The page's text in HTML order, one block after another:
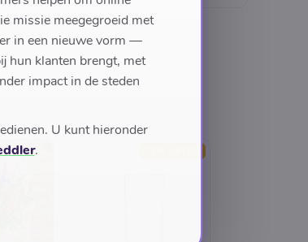
missie meegegroeid met
in een nieuwe vorm —
hun klanten brengt, met
impact in de steden
U kunt hieronder
.